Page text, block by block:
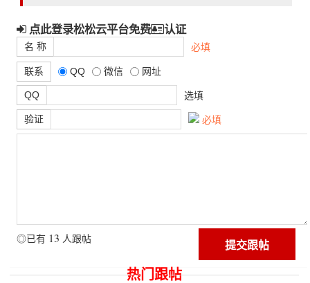
点此登录松松云平台免费 认证
名 称 必填
联系 QQ 微信 网址
QQ 选填
验证 必填
◎已有 13 人跟帖
热门跟帖